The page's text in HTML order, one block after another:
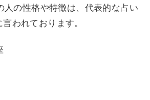
人の性格や特徴は、代表的な占い
われております。